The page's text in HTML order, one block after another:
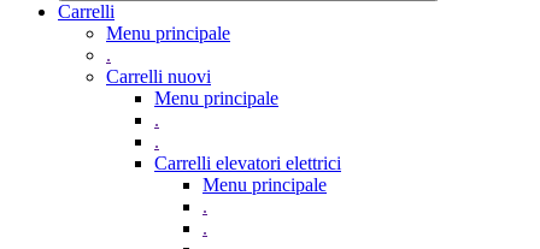
Carrelli
Menu principale
.
Carrelli nuovi
Menu principale
.
.
Carrelli elevatori elettrici
Menu principale
.
.